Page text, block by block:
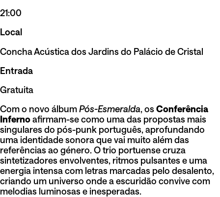
21:00
Local
Concha Acústica dos Jardins do Palácio de Cristal
Entrada
Gratuita
Com o novo álbumPós-Esmeralda, os Conferência
Infernoafirmam-se como uma das propostas mais
singulares do pós-punk português, aprofundando
uma identidade sonora que vai muito além das
referências ao género. O trio portuense cruza
sintetizadores envolventes, ritmos pulsantes e uma
energia intensa com letras marcadas pelo desalento,
criando um universo onde a escuridão convive com
melodias luminosas e inesperadas.